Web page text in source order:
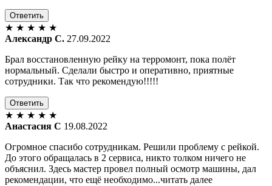
Ответить
★ ★ ★ ★ ★
Александр С. 27.09.2022
Брал восстановленную рейку на терромонт, пока полёт
нормальный. Сделали быстро и оперативно, приятные
сотрудники. Так что рекомендую!!!!!
Ответить
★ ★ ★ ★ ★
Анастасия С 19.08.2022
Огромное спасибо сотрудникам. Решили проблему с рейкой.
До этого обращалась в 2 сервиса, никто толком ничего не
объяснил. Здесь мастер провел полный осмотр машины, дал
рекомендации, что ещё необходимо...читать далее